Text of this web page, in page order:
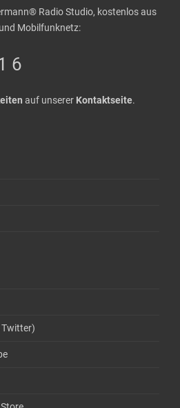
Radio Studio, kostenlos aus
Mobilfunknetz:
6
auf unserer Kontaktseite.
Twitter)